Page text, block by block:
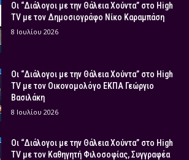
Οι “Διάλογοι με την Θάλεια Χούντα” στο High
TV με τον Δημοσιογράφο Νίκο Καραμπάση
8 Ιουλίου 2026
Οι “Διάλογοι με την Θάλεια Χούντα” στο High
TV με τον Οικονομολόγο ΕΚΠΑ Γεώργιο
Βασιλάκη
8 Ιουλίου 2026
Οι “Διάλογοι με την Θάλεια Χούντα” στο High
TV με τον Καθηγητή Φιλοσοφίας, Συγγραφέα